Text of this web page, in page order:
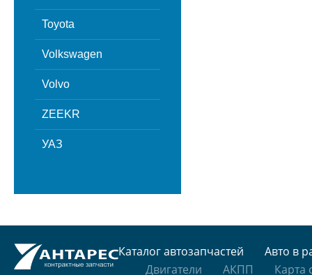
Toyota
Volkswagen
Volvo
ZEEKR
УАЗ
Каталог автозапчастей
Авто в
Двигатели
АКПП Карта